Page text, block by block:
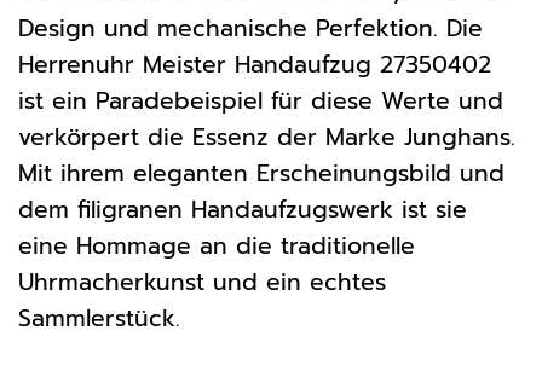
Design und mechanische Perfektion. Die
Herrenuhr Meister Handaufzug 27350402
ist ein Paradebeispiel für diese Werte und
verkörpert die Essenz der Marke Junghans.
Mit ihrem eleganten Erscheinungsbild und
dem filigranen Handaufzugswerk ist sie
eine Hommage an die traditionelle
Uhrmacherkunst und ein echtes
Sammlerstück.